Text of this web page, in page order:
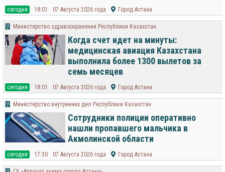
cегодня 18:01 07 Августа 2026 года Город Астана
Министерство здравоохранения Республики Казахстан
Когда счет идет на минуты:
медицинская авиация Казахстана
выполнила более 1300 вылетов за
семь месяцев
cегодня 18:01 07 Августа 2026 года Город Астана
Министерство внутренних дел Республики Казахстан
Сотрудники полиции оперативно
нашли пропавшего мальчика в
Акмолинской области
cегодня 17:30 07 Августа 2026 года Город Астана